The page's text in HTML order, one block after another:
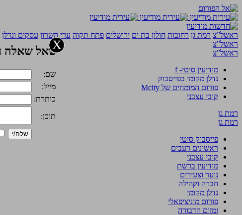
ראשל”צ רמת גן רחובות חולון בת ים ירושלים פתח תקוה ערי השרון עסקים ונדלן
ראשל”צ
ראשל”צ
מודיעין סיטי- f
נדלן מקומי בפייסבוק
פורום המומחים של Mcity
קובי עצבני
רמת גן
רמת גן
פייסבוק סיטי
ראשונים רעבים
קובי עצבני
מודיעין ברשת
נוער וצעירים
חברה וקהילה
נדלן מקומי
פורום מוניציפאלי
זמזום הדבורה
Xשאל שאלה
שם:
מייל:
כותרת:
תוכן: